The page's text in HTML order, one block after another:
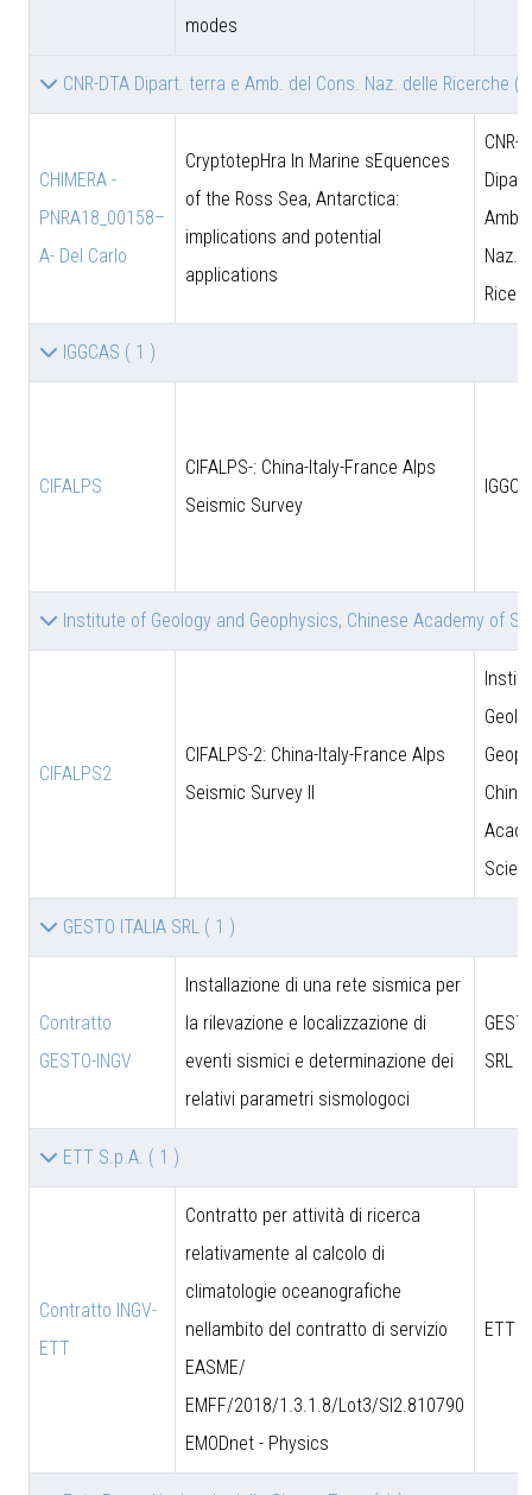
modes
CNR-DTA Dipart. terra e Amb. del Cons. Naz. delle Ricerche (
CHIMERA -
PNRA18_00158–
A- Del Carlo
CryptotepHra In Marine sEquences
of the Ross Sea, Antarctica:
implications and potential
applications
CNR-
Amb.
Naz.
IGGCAS ( 1 )
CIFALPS
CIFALPS-: China-Italy-France Alps
Seismic Survey
Institute of Geology and Geophysics, Chinese Academy of
CIFALPS2
CIFALPS-2: China-Italy-France Alps
Seismic Survey II
GESTO ITALIA SRL ( 1 )
Contratto
GESTO-INGV
Installazione di una rete sismica per
la rilevazione e localizzazione di
eventi sismici e determinazione dei
relativi parametri sismologoci
SRL
ETT S.p.A. ( 1 )
Contratto INGV-
ETT
Contratto per attività di ricerca
relativamente al calcolo di
climatologie oceanografiche
nellambito del contratto di servizio
EASME/
EMFF/2018/1.3.1.8/Lot3/SI2.810790
EMODnet - Physics
ETT